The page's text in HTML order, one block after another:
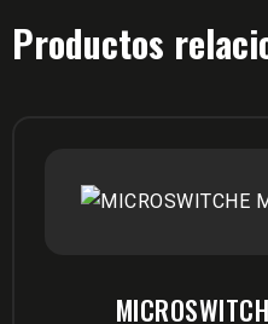
Productos